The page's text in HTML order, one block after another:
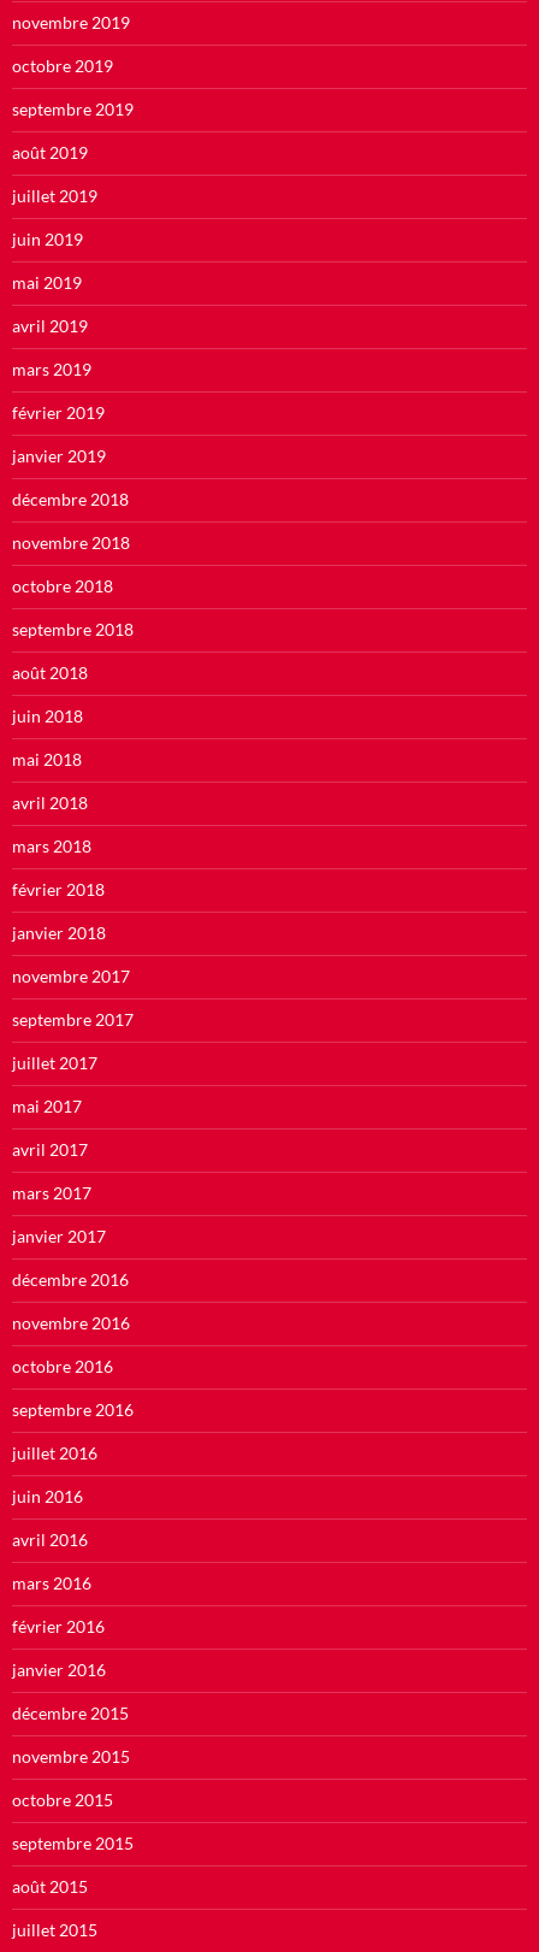
novembre 2019
octobre 2019
septembre 2019
août 2019
juillet 2019
juin 2019
mai 2019
avril 2019
mars 2019
février 2019
janvier 2019
décembre 2018
novembre 2018
octobre 2018
septembre 2018
août 2018
juin 2018
mai 2018
avril 2018
mars 2018
février 2018
janvier 2018
novembre 2017
septembre 2017
juillet 2017
mai 2017
avril 2017
mars 2017
janvier 2017
décembre 2016
novembre 2016
octobre 2016
septembre 2016
juillet 2016
juin 2016
avril 2016
mars 2016
février 2016
janvier 2016
décembre 2015
novembre 2015
octobre 2015
septembre 2015
août 2015
juillet 2015